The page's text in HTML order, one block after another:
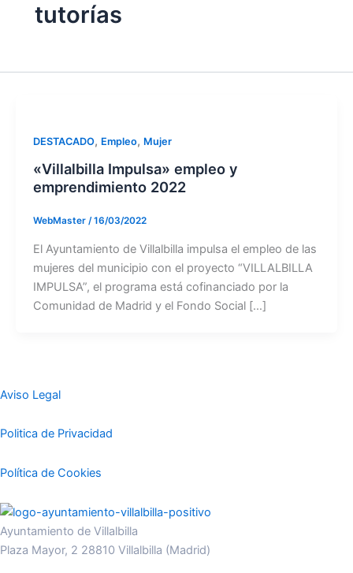
tutorías
DESTACADO, Empleo, Mujer
«Villalbilla Impulsa» empleo y
emprendimiento 2022
WebMaster /16/03/2022
El Ayuntamiento de Villalbilla impulsa el empleo de las
mujeres del municipio con el proyecto “VILLALBILLA
IMPULSA”, el programa está cofinanciado por la
Comunidad de Madrid y el Fondo Social […]
Aviso Legal
Politica de Privacidad
Política de Cookies
Ayuntamiento de Villalbilla
Plaza Mayor, 2 28810 Villalbilla (Madrid)